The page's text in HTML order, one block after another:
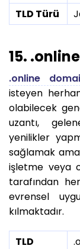
TLD Türü
15. .online
.online
isteyen
olabilecek
uzantı,
yenilikler
sağlamak
işletme veya
tarafından
evrensel
kılmaktadır.
TLD